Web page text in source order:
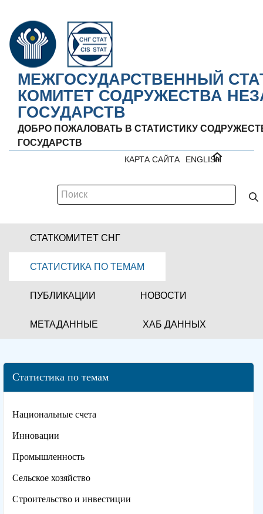
МЕЖГОСУДАРСТВЕННЫЙ
КОМИТЕТ СОДРУЖЕСТВА
ГОСУДАРСТВ
ДОБРО ПОЖАЛОВАТЬ В СТАТИСТИКУ
ГОСУДАРСТВ
ENGLISH
КАРТА САЙТА
СТАТКОМИТЕТ СНГ
СТАТИСТИКА ПО ТЕМАМ
ПУБЛИКАЦИИ НОВОСТИ
МЕТАДАННЫЕ ХАБ ДАННЫХ
Статистика по темам
Национальные счета
Инновации
Промышленность
Сельское хозяйство
Строительство и инвестиции